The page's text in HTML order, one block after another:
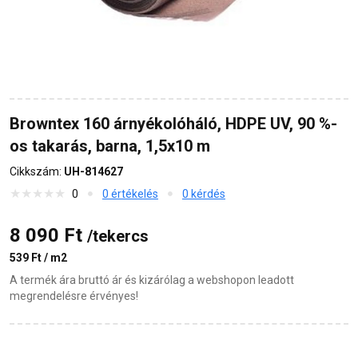
Browntex 160 árnyékolóháló, HDPE UV, 90 %-
os takarás, barna, 1,5x10 m
Cikkszám: UH-814627
0
0 értékelés 0 kérdés
8 090 Ft /tekercs
539 Ft / m2
A termék ára bruttó ár és kizárólag a webshopon leadott
megrendelésre érvényes!